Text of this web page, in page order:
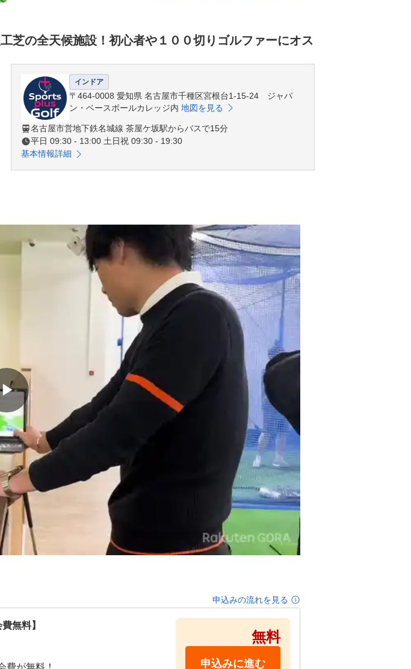
の全天候施設！初心者や１００切りゴルファーにオス
インドア
〒464-0008 愛知県 名古屋市千種区宮根台1-15-24 ジャパ
ン・ベースボールカレッジ内 地図を見る
名古屋市営地下鉄名城線 茶屋ケ坂駅からバスで15分
平日 09:30 - 13:00 土日祝 09:30 - 19:30
基本情報詳細
▶
申込みの流れを見る
無料】
が無料！
無料
申込みに進む